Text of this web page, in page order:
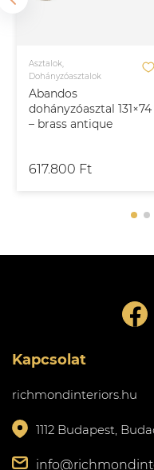
Abandos
dohányzóasztal 131×74
– brass antique
Asztalok,
Dohányzóasztalok
617.800 Ft
Kapcsolat
richmondinteriors.hu
1112 Budapest,